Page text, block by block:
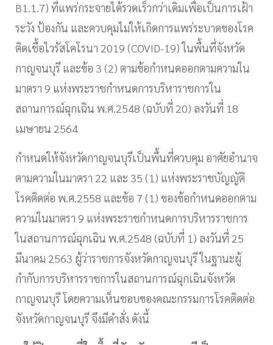
B1.1.7) ที่แพร่กระจายได้รวดเร็วกว่าเดิมเพื่อเป็นการเฝ้า
ระวัง ป้องกัน และควบคุมไม่ให้เกิดการแพร่ระบาดของโรค
ติดเชื้อไวรัสโคโรนา 2019 (COVID-19)ในพื้นที่จังหวัด
กาญจนบุรี และข้อ 3 (2) ตามข้อกำหนดออกตามความใน
มาตรา 9 แห่งพระราชกำหนดการบริหาราชการใน
สถานการณ์ฉุกเฉิน พ.ศ.2548 (ฉบับที่ 20) ลงวันที่ 18
เมษายน 2564
กำหนดให้จังหวัดกาญจนบุรีเป็นพื้นที่ควบคุม อาศัยอำนาจ
ตามความในมาตรา 22 และ 35 (1) แห่งพระราชบัญญัติ
โรคติดต่อ พ.ศ.2558 และข้อ 7 (1) ของข้อกำหนดออกตาม
ความในมาตรา 9 แห่งพระราชกำหนดการบริหารราชการ
ในสถานการณ์ฉุกเฉิน พ.ศ.2548 (ฉบับที่ 1) ลงวันที่ 25
มีนาคม 2563 ผู้ว่าราชการจังหวัดกาญจนบุรี ในฐานะผู้
กำกับการบริหารราชการในสถานการณ์ฉุกเฉินจังหวัด
กาญจนบุรี โดยความเห็นชอบของคณะกรรมการโรคติดต่อ
จังหวัดกาญจนบุรี จึงมีคำสั่ง ดังนี้